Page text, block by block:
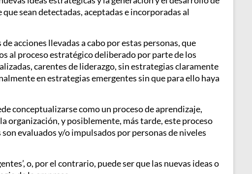
sean detectadas, aceptadas e incorporadas al
acciones llevadas a cabo por estas personas, que
al proceso estratégico deliberado por parte de los
carentes de liderazgo, sin estrategias claramente
en estrategias emergentes sin que para ello haya
conceptualizarse como un proceso de aprendizaje,
organización, y posiblemente, más tarde, este proceso
evaluados y/o impulsados por personas de niveles
o, por el contrario, puede ser que las nuevas ideas o